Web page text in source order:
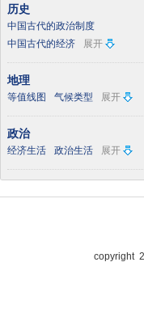
历史
中国古代的政治制度
中国古代的经济
展开
地理
等值线图 气候类型 展开
政治
经济生活 政治生活 展开
copyright